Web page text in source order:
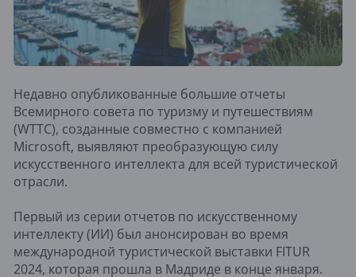
Недавно опубликованные большие отчеты
Всемирного совета по туризму и путешествиям
(WTTC), созданные совместно с компанией
Microsoft, выявляют преобразующую силу
искусственного интеллекта для всей туристической
отрасли.
Первый из серии отчетов по искусственному
интеллекту (ИИ) был анонсирован во время
международной туристической выставки FITUR
2024, которая прошла в Мадриде в конце января.